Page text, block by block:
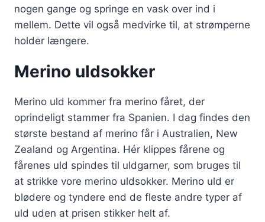
nogen gange og springe en vask over ind i
mellem. Dette vil også medvirke til, at strømperne
holder længere.
Merino uldsokker
Merino uld kommer fra merino fåret, der
oprindeligt stammer fra Spanien. I dag findes den
største bestand af merino får i Australien, New
Zealand og Argentina. Hér klippes fårene og
fårenes uld spindes til uldgarner, som bruges til
at strikke vore merino uldsokker. Merino uld er
blødere og tyndere end de fleste andre typer af
uld uden at prisen stikker helt af.